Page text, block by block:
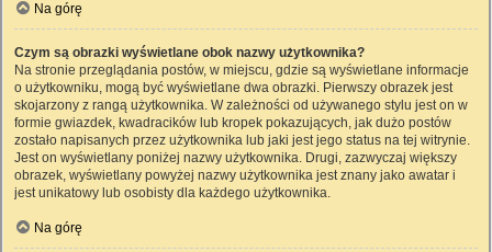
Na górę
Czym są obrazki wyświetlane obok nazwy użytkownika?
Na stronie przeglądania postów, w miejscu, gdzie są wyświetlane informacje
o użytkowniku, mogą być wyświetlane dwa obrazki. Pierwszy obrazek jest
skojarzony z rangą użytkownika. W zależności od używanego stylu jest on w
formie gwiazdek, kwadracików lub kropek pokazujących, jak dużo postów
zostało napisanych przez użytkownika lub jaki jest jego status na tej witrynie.
Jest on wyświetlany poniżej nazwy użytkownika. Drugi, zazwyczaj większy
obrazek, wyświetlany powyżej nazwy użytkownika jest znany jako awatar i
jest unikatowy lub osobisty dla każdego użytkownika.
Na górę